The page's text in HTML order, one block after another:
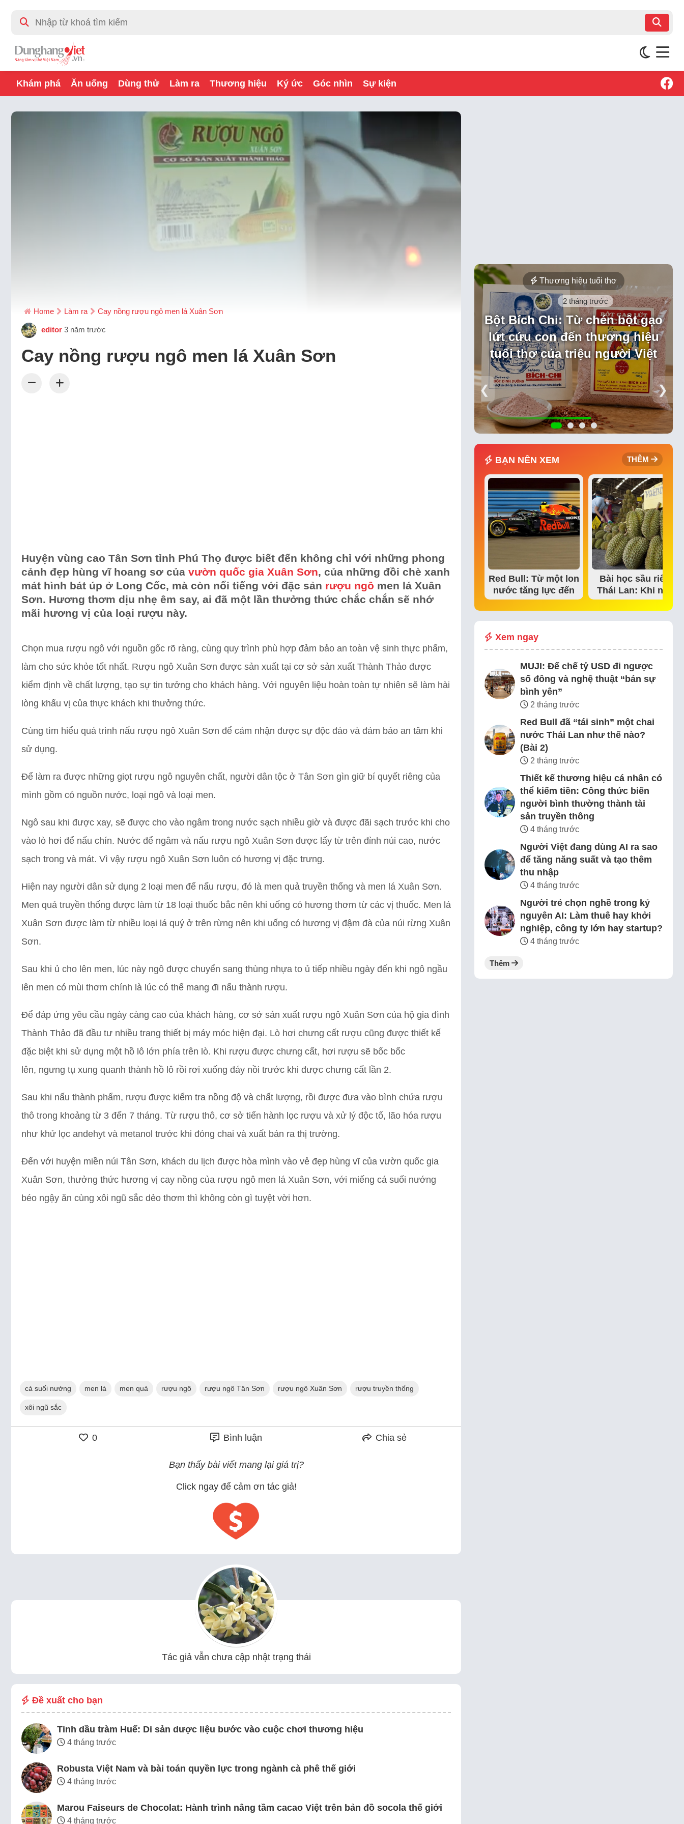
Khám phá Ăn uống Dùng thử Làm ra Thương hiệu Ký ức Góc nhìn Sự kiện
Home Làm ra Cay nồng rượu ngô men lá Xuân Sơn
editor 3 năm trước
Cay nồng rượu ngô men lá Xuân Sơn
Huyện vùng cao Tân Sơn tỉnh Phú Thọ được biết đến không chỉ với những phong
cảnh đẹp hùng vĩ hoang sơ của vườn quốc gia Xuân Sơn, của những đồi chè xanh
mát hình bát úp ở Long Cốc, mà còn nổi tiếng với đặc sản rượu ngô men lá Xuân
Sơn. Hương thơm dịu nhẹ êm say, ai đã một lần thưởng thức chắc chắn sẽ nhớ
mãi hương vị của loại rượu này.
Chọn mua rượu ngô với nguồn gốc rõ ràng, cùng quy trình phù hợp đảm bảo an toàn vệ sinh thực phẩm,
làm cho sức khỏe tốt nhất. Rượu ngô Xuân Sơn được sản xuất tại cơ sở sản xuất Thành Thảo được
kiểm định về chất lượng, tạo sự tin tưởng cho khách hàng. Với nguyên liệu hoàn toàn tự nhiên sẽ làm hài
lòng khẩu vị của thực khách khi thưởng thức.
Cùng tìm hiểu quá trình nấu rượu ngô Xuân Sơn để cảm nhận được sự độc đáo và đảm bảo an tâm khi
sử dụng.
Để làm ra được những giọt rượu ngô nguyên chất, người dân tộc ở Tân Sơn gìn giữ bí quyết riêng của
mình gồm có nguồn nước, loại ngô và loại men.
Ngô sau khi được xay, sẽ được cho vào ngâm trong nước sạch nhiều giờ và được đãi sạch trước khi cho
vào lò hơi để nấu chín. Nước để ngâm và nấu rượu ngô Xuân Sơn được lấy từ trên đỉnh núi cao, nước
sạch trong và mát. Vì vậy rượu ngô Xuân Sơn luôn có hương vị đặc trưng.
Hiện nay người dân sử dụng 2 loại men để nấu rượu, đó là men quả truyền thống và men lá Xuân Sơn.
Men quả truyền thống được làm từ 18 loại thuốc bắc nên khi uống có hương thơm từ các vị thuốc. Men lá
Xuân Sơn được làm từ nhiều loại lá quý ở trên rừng nên khi uống có hương vị đậm đà của núi rừng Xuân
Sơn.
Sau khi ủ cho lên men, lúc này ngô được chuyển sang thùng nhựa to ủ tiếp nhiều ngày đến khi ngô ngầu
lên men có mùi thơm chính là lúc có thể mang đi nấu thành rượu.
Để đáp ứng yêu cầu ngày càng cao của khách hàng, cơ sở sản xuất rượu ngô Xuân Sơn của hộ gia đình
Thành Thảo đã đầu tư nhiều trang thiết bị máy móc hiện đại. Lò hơi chưng cất rượu cũng được thiết kế
đặc biệt khi sử dụng một hồ lô lớn phía trên lò. Khi rượu được chưng cất, hơi rượu sẽ bốc bốc
lên, ngưng tụ xung quanh thành hồ lô rồi rơi xuống đáy nồi trước khi được chưng cất lần 2.
Sau khi nấu thành phẩm, rượu được kiểm tra nồng độ và chất lượng, rồi được đưa vào bình chứa rượu
thô trong khoảng từ 3 đến 7 tháng. Từ rượu thô, cơ sở tiến hành lọc rượu và xử lý độc tố, lão hóa rượu
như khử lọc andehyt và metanol trước khi đóng chai và xuất bán ra thị trường.
Đến với huyện miền núi Tân Sơn, khách du lịch được hòa mình vào vẻ đẹp hùng vĩ của vườn quốc gia
Xuân Sơn, thưởng thức hương vị cay nồng của rượu ngô men lá Xuân Sơn, với miếng cá suối nướng
béo ngậy ăn cùng xôi ngũ sắc dẻo thơm thì không còn gì tuyệt vời hơn.
cá suối nướng men lá men quả rượu ngô rượu ngô Tân Sơn rượu ngô Xuân Sơn rượu truyền thống
xôi ngũ sắc
0 Bình luận Chia sẻ
Bạn thấy bài viết mang lại giá trị?
Click ngay để cảm ơn tác giả!
Tác giả vẫn chưa cập nhật trạng thái
Đề xuất cho bạn
Tinh dầu tràm Huế: Di sản dược liệu bước vào cuộc chơi thương hiệu
4 tháng trước
Robusta Việt Nam và bài toán quyền lực trong ngành cà phê thế giới
4 tháng trước
Marou Faiseurs de Chocolat: Hành trình nâng tầm cacao Việt trên bản đồ socola thế giới
4 tháng trước
Thương hiệu tuổi thơ
2 tháng trước
Bột Bích Chi: Từ chén bột gạo
lứt cứu con đến thương hiệu
tuổi thơ của triệu người Việt
❮ ❯
BẠN NÊN XEM THÊM
Red Bull: Từ một lon
nước tăng lực đến
đế chế thể…
Bài học sầu riêng
Thái Lan: Khi niềm
tin thị trường bắt…
Xem ngay
MUJI: Đế chế tỷ USD đi ngược
số đông và nghệ thuật “bán sự
bình yên”
2 tháng trước
Red Bull đã “tái sinh” một chai
nước Thái Lan như thế nào?
(Bài 2)
2 tháng trước
Thiết kế thương hiệu cá nhân có
thể kiếm tiền: Công thức biến
người bình thường thành tài
sản truyền thông
4 tháng trước
Người Việt đang dùng AI ra sao
để tăng năng suất và tạo thêm
thu nhập
4 tháng trước
Người trẻ chọn nghề trong kỷ
nguyên AI: Làm thuê hay khởi
nghiệp, công ty lớn hay startup?
4 tháng trước
Thêm